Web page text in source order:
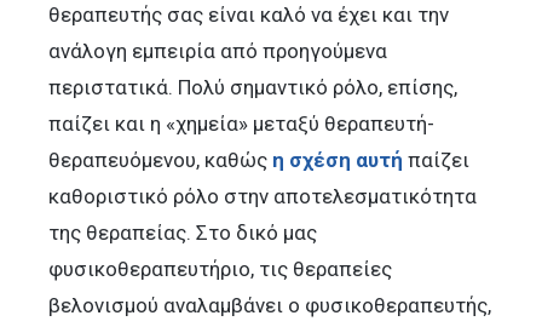
θεραπευτής σας είναι καλό να έχει και την
ανάλογη εμπειρία από προηγούμενα
περιστατικά. Πολύ σημαντικό ρόλο, επίσης,
παίζει και η «χημεία» μεταξύ θεραπευτή-
θεραπευόμενου, καθώς η σχέση αυτή παίζει
καθοριστικό ρόλο στην αποτελεσματικότητα
της θεραπείας. Στο δικό μας
φυσικοθεραπευτήριο, τις θεραπείες
βελονισμού αναλαμβάνει ο φυσικοθεραπευτής,